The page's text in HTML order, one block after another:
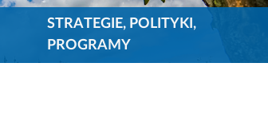
STRATEGIE, POLITYKI,
PROGRAMY